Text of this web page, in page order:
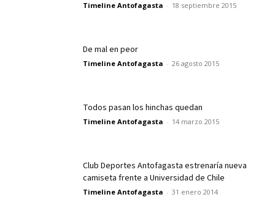
Timeline Antofagasta - 18 septiembre 2015
De mal en peor
Timeline Antofagasta - 26 agosto 2015
Todos pasan los hinchas quedan
Timeline Antofagasta - 14 marzo 2015
Club Deportes Antofagasta estrenaría nueva
camiseta frente a Universidad de Chile
Timeline Antofagasta - 31 enero 2014